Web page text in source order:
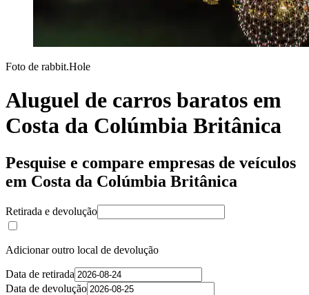
Foto de rabbit.Hole
Aluguel de carros baratos em
Costa da Colúmbia Britânica
Pesquise e compare empresas de veículos
em Costa da Colúmbia Britânica
Retirada e devolução
Adicionar outro local de devolução
Data de retirada
Data de devolução